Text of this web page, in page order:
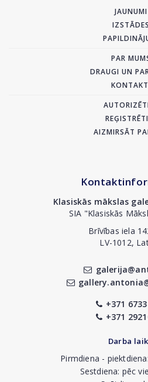
JAUNUMI
IZSTĀDES
PAR
DRAUGI UN
AIZMIRSĀT
Klasiskās mākslas
SIA "Klasiskās
Brīvības iela
LV-1012,
+371
+371
Darba
Pirmdiena -
Sestdiena: pēc